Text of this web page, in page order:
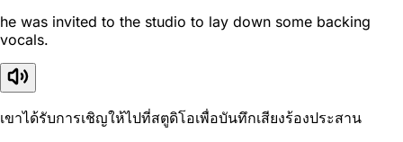
he was invited to the studio to lay down some backing
vocals.
เขาได้รับการเชิญให้ไปที่สตูดิโอเพื่อบันทึกเสียงร้องประสาน